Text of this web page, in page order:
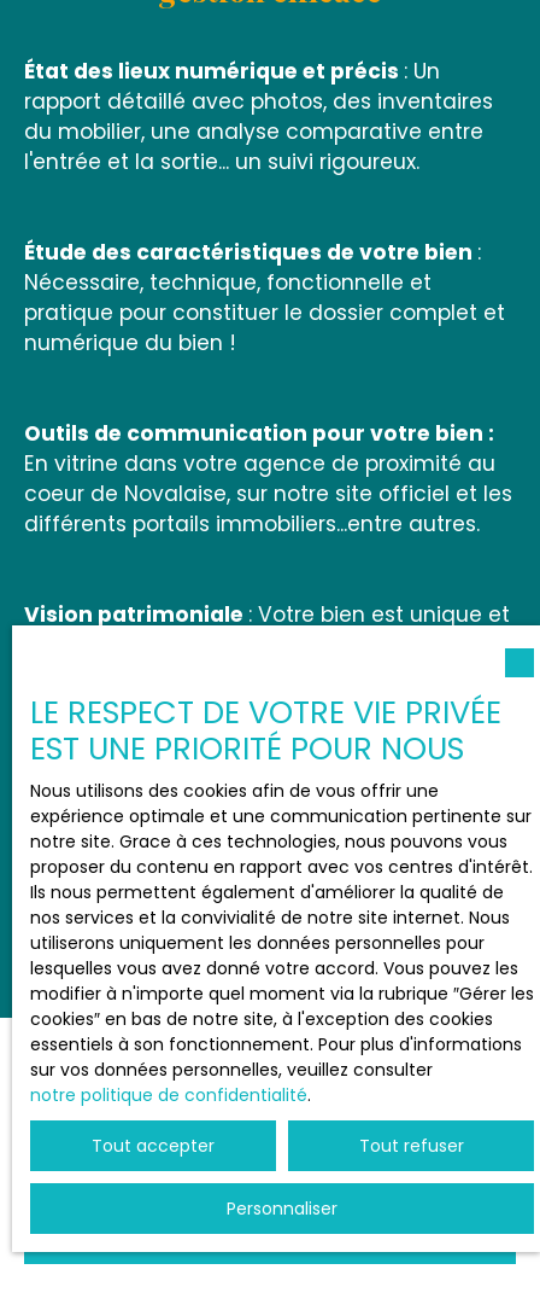
État des lieux numérique et précis : Un
rapport détaillé avec photos, des inventaires
du mobilier, une analyse comparative entre
l'entrée et la sortie... un suivi rigoureux.
Étude des caractéristiques de votre bien :
Nécessaire, technique, fonctionnelle et
pratique pour constituer le dossier complet et
numérique du bien !
Outils de communication pour votre bien :
En vitrine dans votre agence de proximité au
coeur de Novalaise, sur notre site officiel et les
différents portails immobiliers...entre autres.
Vision patrimoniale : Votre bien est unique et
agence dédiée vous attends.
Accompagnement juridique: Une veille
permanente pour garantir votre conformité
aux lois en vigueur.
Vous souhaitez faire gérer votre
bien ?
Contactez-nous
LE RESPECT DE VOTRE VIE PRIVÉE
EST UNE PRIORITÉ POUR NOUS
Nous utilisons des cookies afin de vous offrir une
expérience optimale et une communication pertinente sur
notre site. Grace à ces technologies, nous pouvons vous
proposer du contenu en rapport avec vos centres d'intérêt.
Ils nous permettent également d'améliorer la qualité de
nos services et la convivialité de notre site internet. Nous
utiliserons uniquement les données personnelles pour
lesquelles vous avez donné votre accord. Vous pouvez les
modifier à n'importe quel moment via la rubrique ″Gérer les
cookies″ en bas de notre site, à l'exception des cookies
essentiels à son fonctionnement. Pour plus d'informations
sur vos données personnelles, veuillez consulter
notre politique de confidentialité.
Tout accepter Tout refuser
Personnaliser